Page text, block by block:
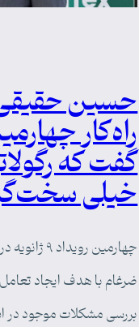
حسین
گفت که
خیلی
ضرغام با هدف ایجاد
بررسی مشکلات موجود در